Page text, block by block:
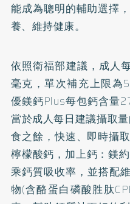
能成為聰明的輔助選擇
養、維持健康。
依照衛福部建議，成人
毫克，單次補充上限
優鎂鈣Plus每包鈣含量
當於成人每日建議攝取
食之餘，快速、即時攝
檸檬酸鈣，加上鈣：鎂
乘鈣質吸收率，並搭配
物(含酪蛋白磷酸胜肽